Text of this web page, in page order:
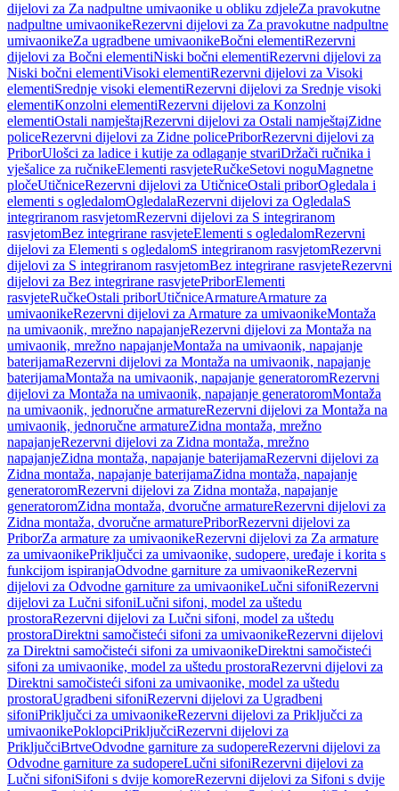
dijelovi za Za nadpultne umivaonike u obliku zdjeleZa pravokutne
nadpultne umivaonikeRezervni dijelovi za Za pravokutne nadpultne
umivaonikeZa ugradbene umivaonikeBočni elementiRezervni
dijelovi za Bočni elementiNiski bočni elementiRezervni dijelovi za
Niski bočni elementiVisoki elementiRezervni dijelovi za Visoki
elementiSrednje visoki elementiRezervni dijelovi za Srednje visoki
elementiKonzolni elementiRezervni dijelovi za Konzolni
elementiOstali namještajRezervni dijelovi za Ostali namještajZidne
policeRezervni dijelovi za Zidne policePriborRezervni dijelovi za
PriborUlošci za ladice i kutije za odlaganje stvariDržači ručnika i
vješalice za ručnikeElementi rasvjeteRučkeSetovi noguMagnetne
pločeUtičniceRezervni dijelovi za UtičniceOstali priborOgledala i
elementi s ogledalomOgledalaRezervni dijelovi za OgledalaS
integriranom rasvjetomRezervni dijelovi za S integriranom
rasvjetomBez integrirane rasvjeteElementi s ogledalomRezervni
dijelovi za Elementi s ogledalomS integriranom rasvjetomRezervni
dijelovi za S integriranom rasvjetomBez integrirane rasvjeteRezervni
dijelovi za Bez integrirane rasvjetePriborElementi
rasvjeteRučkeOstali priborUtičniceArmatureArmature za
umivaonikeRezervni dijelovi za Armature za umivaonikeMontaža
na umivaonik, mrežno napajanjeRezervni dijelovi za Montaža na
umivaonik, mrežno napajanjeMontaža na umivaonik, napajanje
baterijamaRezervni dijelovi za Montaža na umivaonik, napajanje
baterijamaMontaža na umivaonik, napajanje generatoromRezervni
dijelovi za Montaža na umivaonik, napajanje generatoromMontaža
na umivaonik, jednoručne armatureRezervni dijelovi za Montaža na
umivaonik, jednoručne armatureZidna montaža, mrežno
napajanjeRezervni dijelovi za Zidna montaža, mrežno
napajanjeZidna montaža, napajanje baterijamaRezervni dijelovi za
Zidna montaža, napajanje baterijamaZidna montaža, napajanje
generatoromRezervni dijelovi za Zidna montaža, napajanje
generatoromZidna montaža, dvoručne armatureRezervni dijelovi za
Zidna montaža, dvoručne armaturePriborRezervni dijelovi za
PriborZa armature za umivaonikeRezervni dijelovi za Za armature
za umivaonikePriključci za umivaonike, sudopere, uređaje i korita s
funkcijom ispiranjaOdvodne garniture za umivaonikeRezervni
dijelovi za Odvodne garniture za umivaonikeLučni sifoniRezervni
dijelovi za Lučni sifoniLučni sifoni, model za uštedu
prostoraRezervni dijelovi za Lučni sifoni, model za uštedu
prostoraDirektni samočisteći sifoni za umivaonikeRezervni dijelovi
za Direktni samočisteći sifoni za umivaonikeDirektni samočisteći
sifoni za umivaonike, model za uštedu prostoraRezervni dijelovi za
Direktni samočisteći sifoni za umivaonike, model za uštedu
prostoraUgradbeni sifoniRezervni dijelovi za Ugradbeni
sifoniPriključci za umivaonikeRezervni dijelovi za Priključci za
umivaonikePoklopciPriključciRezervni dijelovi za
PriključciBrtveOdvodne garniture za sudopereRezervni dijelovi za
Odvodne garniture za sudopereLučni sifoniRezervni dijelovi za
Lučni sifoniSifoni s dvije komoreRezervni dijelovi za Sifoni s dvije